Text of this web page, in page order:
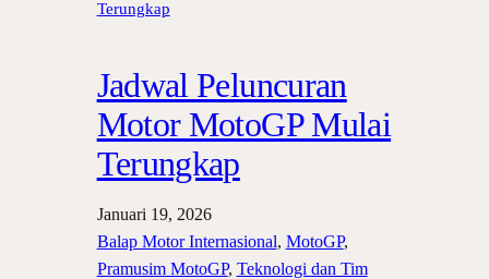
Jadwal Peluncuran
Motor MotoGP Mulai
Terungkap
Januari 19, 2026
Balap Motor Internasional, MotoGP
Pramusim MotoGP, Teknologi dan Tim